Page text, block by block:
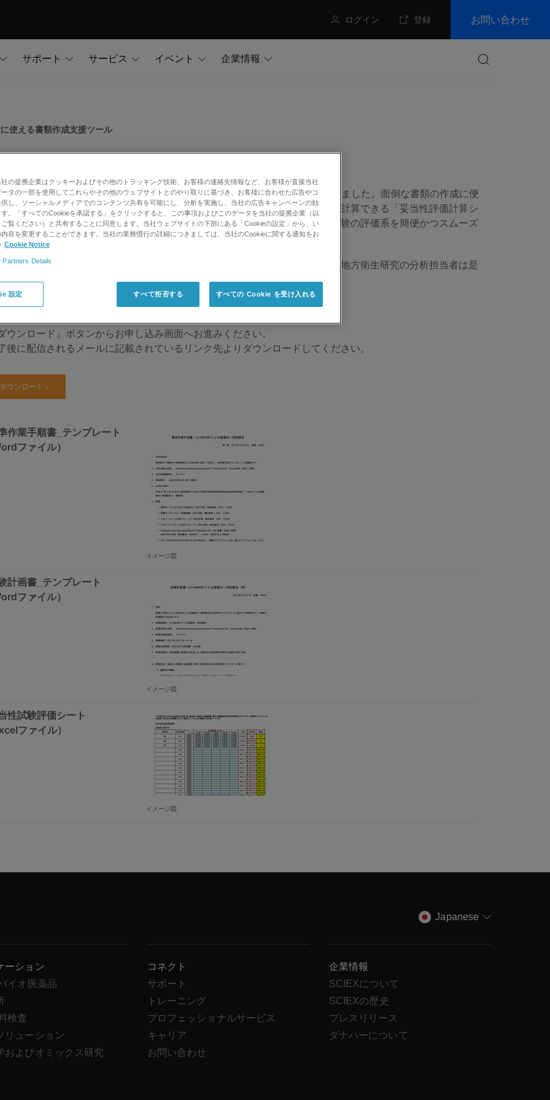
ログイン 登録 お問い合わせ
サポート サービス イベント
企業情報
使える書類作成支援ツール
は、残留農薬試験の妥当性試験で使える書類作成支援ツールをご用意いたしました。面倒な書類の作成に便
準作業手順書」「試験計画書」のテンプレート、そして妥当性評価を手軽に計算できる「妥当性評価計算シ
無償でダウンロードしていただけます。どんな残留農薬試験でも、妥当性試験の評価系を簡便かつスムーズ
き、信頼性の高い評価を実施することができます。
を行う食品会社の分析技術者、より効率化を求めている受託分析機関および地方衛生研究の分析担当者は是
ください。
の際は、 をお読みください。
ウンロード』ボタンからお申し込み画面へお進みください。
後に配信されるメールに記載されているリンク先よりダウンロードしてください。
ウンロード
作業手順書_テンプレート
ファイル）
イメージ図
計画書_テンプレート
ファイル）
イメージ図
性試験評価シート
ファイル）
イメージ図
Japanese
ーション
イオ医薬品
検査
リューション
およびオミックス研究
コネクト
サポート
トレーニング
プロフェッショナルサービス
キャリア
お問い合わせ
企業情報
SCIEXについて
SCIEXの歴史
プレスリリース
ダナハーについて
の提携企業はクッキーおよびその他のトラッキング技術、お客様の連絡先情報など、お客様が直接当社
タの一部を使用してこれらやその他のウェブサイトとのやり取りに基づき、お客様に合わせた広告やコ
し、ソーシャルメディアでのコンテンツ共有を可能にし、分析を実施し、当社の広告キャンペーンの効
。「すべてのCookieを承認する」をクリックすると、この事項およびこのデータを当社の提携企業（以
覧ください）と共有することに同意します。当社ウェブサイトの下部にある「Cookieの設定」から、い
容を変更することができます。当社の業務慣行の詳細につきましては、当社のCookieに関する通知をお
Cookie Notice
Partners Details
設定 すべて拒否する すべての Cookie を受け入れる